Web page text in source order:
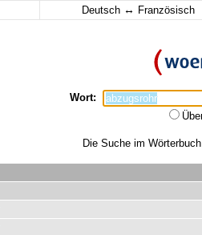
Deutsch ↔ Französisch
Wort:
Die Suche im